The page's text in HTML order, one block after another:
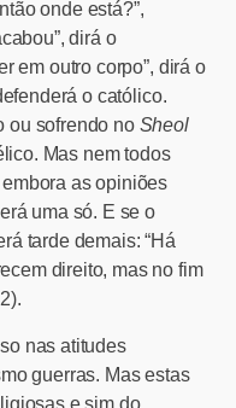
onde está?”,
dirá o
em outro corpo”, dirá o
o católico.
ou sofrendo no Sheol
Mas nem todos
as opiniões
uma só. E se o
tarde demais: “Há
direito, mas no fim
nas atitudes
guerras. Mas estas
e sim do